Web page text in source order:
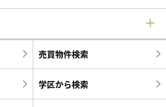
売買物件検索
学区から検索